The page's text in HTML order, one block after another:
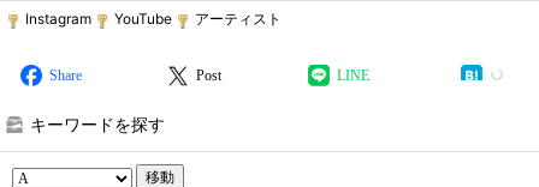
Instagram YouTube アーティスト
Share Post LINE
キーワードを探す
移動